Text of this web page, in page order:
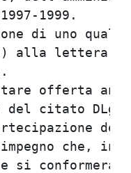
di
a) alla
del citato
di
e l'impegno
si